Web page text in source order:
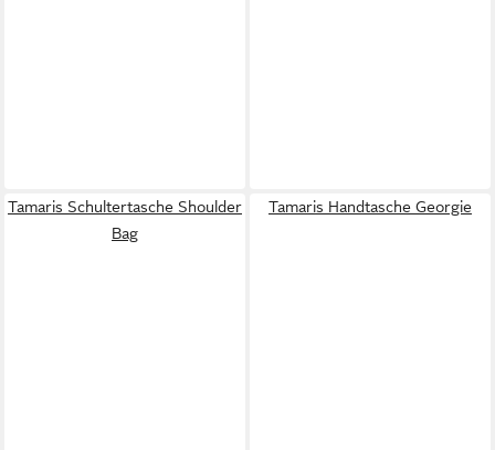
Tamaris Schultertasche Shoulder
Bag
Tamaris Handtasche Georgie